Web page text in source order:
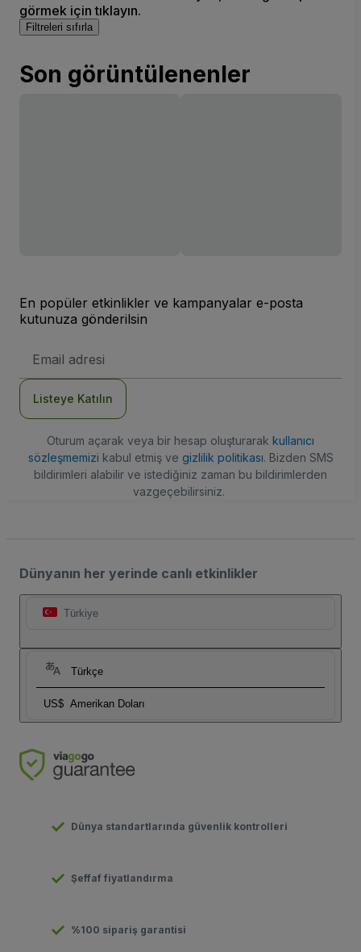
görmek için tıklayın.
Filtreleri sıfırla
Son görüntülenenler
En popüler etkinlikler ve kampanyalar e-posta
kutunuza gönderilsin
posta
Listeye Katılın
Oturum açarak veya bir hesap oluşturarak kullanıcı
sözleşmemizi kabul etmiş ve gizlilik politikası. Bizden SMS
bildirimleri alabilir ve istediğiniz zaman bu bildirimlerden
vazgeçebilirsiniz.
Dünyanın her yerinde canlı etkinlikler
Türkiye
Türkçe
US$ Amerikan Doları
Dünya standartlarında güvenlik kontrolleri
Şeffaf fiyatlandırma
%100 sipariş garantisi